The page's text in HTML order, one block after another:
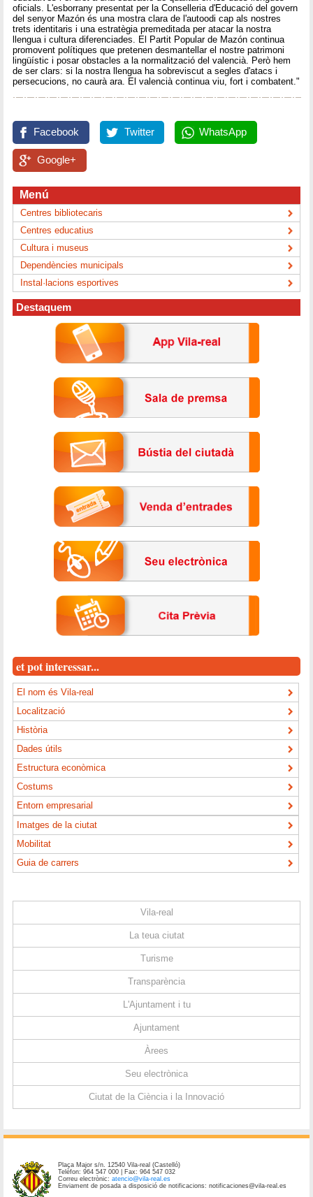
oficials. L'esborrany presentat per la Conselleria d'Educació del govern
del senyor Mazón és una mostra clara de l'autoodi cap als nostres
trets identitaris i una estratègia premeditada per atacar la nostra
llengua i cultura diferenciades. El Partit Popular de Mazón continua
promovent polítiques que pretenen desmantellar el nostre patrimoni
lingüístic i posar obstacles a la normalització del valencià. Però hem
de ser clars: si la nostra llengua ha sobreviscut a segles d'atacs i
persecucions, no caurà ara. El valencià continua viu, fort i combatent."
Facebook Twitter WhatsApp
Google+
Menú
Centres bibliotecaris
Centres educatius
Cultura i museus
Dependències municipals
Instal·lacions esportives
Destaquem
et pot interessar...
El nom és Vila-real
Localització
Història
Dades útils
Estructura econòmica
Costums
Entorn empresarial
Imatges de la ciutat
Mobilitat
Guia de carrers
Vila-real
La teua ciutat
Turisme
Transparència
L'Ajuntament i tu
Ajuntament
Àrees
Seu electrònica
Ciutat de la Ciència i la Innovació
Plaça Major s/n. 12540 Vila-real (Castelló)
Telèfon: 964 547 000 | Fax: 964 547 032
Correu electrònic:atencio@vila-real.es
Enviament de posada a disposició de notificacions: notificaciones@vila-real.es